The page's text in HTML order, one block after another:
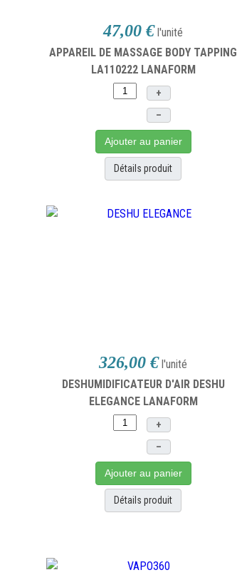
47,00 € l'unité
APPAREIL DE MASSAGE BODY TAPPING
LA110222 LANAFORM
+
–
Ajouter au panier
Détails produit
326,00 € l'unité
DESHUMIDIFICATEUR D'AIR DESHU
ELEGANCE LANAFORM
+
–
Ajouter au panier
Détails produit